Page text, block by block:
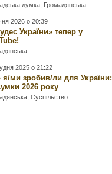
думка Громадянська
2026 о 20:39
України» тепер у
2025 о 21:22
ми зробив/ли для України:
2026 року
,Суспільство